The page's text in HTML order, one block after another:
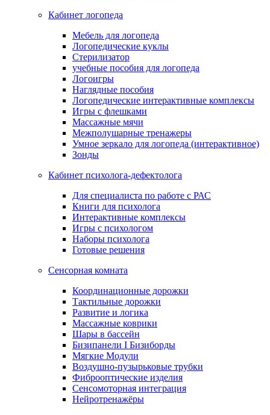
Кабинет логопеда
Мебель для логопеда
Логопедические куклы
Стерилизатор
учебные пособия для логопеда
Логоигры
Наглядные пособия
Логопедические интерактивные комплексы
Игры с флешками
Массажные мячи
Межполушарные тренажеры
Умное зеркало для логопеда (интерактивное)
Зонды
Кабинет психолога-дефектолога
Для специалиста по работе с РАС
Книги для психолога
Интерактивные комплексы
Игры с психологом
Наборы психолога
Готовые решения
Сенсорная комната
Координационные дорожки
Тактильные дорожки
Развитие и логика
Массажные коврики
Шары в бассейн
Бизипанели I Бизиборды
Мягкие Модули
Воздушно-пузырьковые трубки
Фиброоптические изделия
Сенсомоторная интеграция
Нейротренажёры